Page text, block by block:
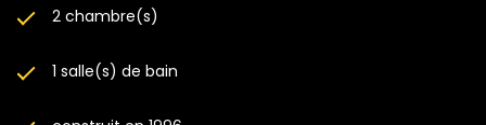
2 chambre(s)
1 salle(s) de bain